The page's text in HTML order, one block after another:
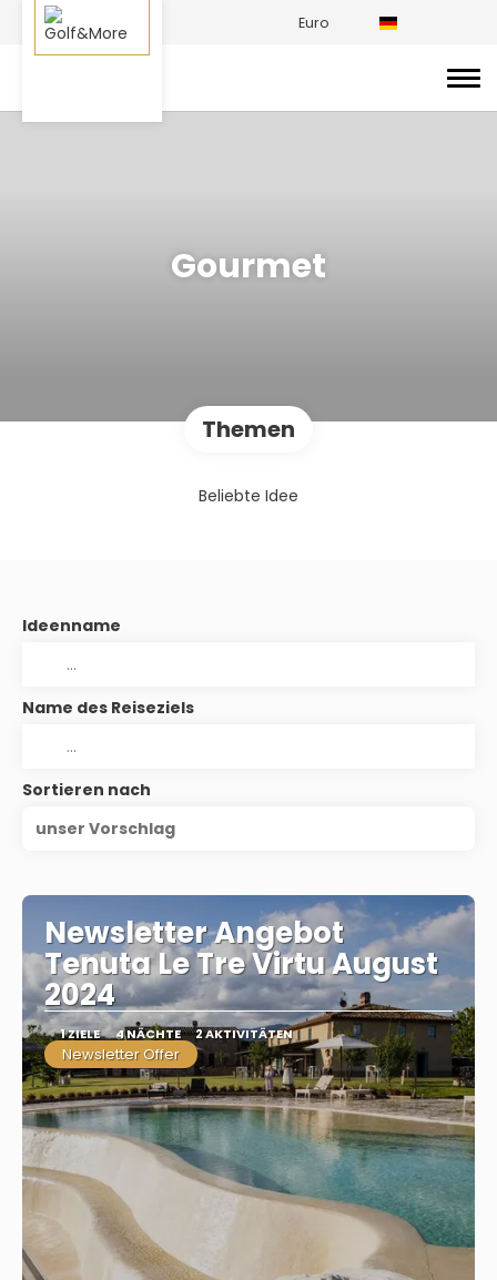
Euro
Gourmet
Themen
Beliebte Idee
Ideenname
Name des Reiseziels
Sortieren nach
unser Vorschlag
Newsletter Angebot
Tenuta Le Tre Virtu August
2024
1 ZIELE 4 NÄCHTE 2 AKTIVITÄTEN
Newsletter Offer